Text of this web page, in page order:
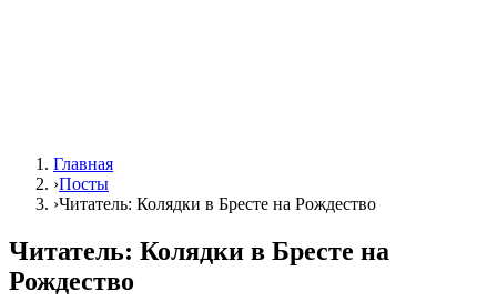
Главная
›Посты
›Читатель: Колядки в Бресте на Рождество
Читатель: Колядки в Бресте на
Рождество